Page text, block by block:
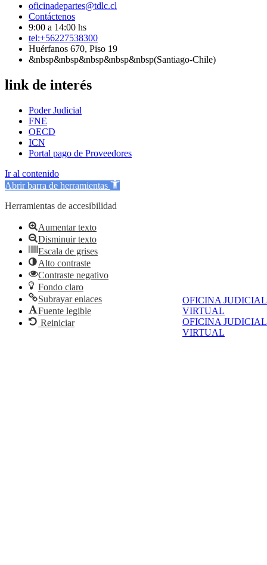
OFICINA JUDICIAL
VIRTUAL
OFICINA JUDICIAL
VIRTUAL
oficinadepartes@tdlc.cl
Contáctenos
9:00 a 14:00 hs
tel:+56227538300
Huérfanos 670, Piso 19
&nbsp&nbsp&nbsp&nbsp&nbsp(Santiago-Chile)
link de interés
Poder Judicial
FNE
OECD
ICN
Portal pago de Proveedores
Ir al contenido
Abrir barra de herramientas
Herramientas de accesibilidad
Aumentar texto
Disminuir texto
Escala de grises
Alto contraste
Contraste negativo
Fondo claro
Subrayar enlaces
Fuente legible
Reiniciar